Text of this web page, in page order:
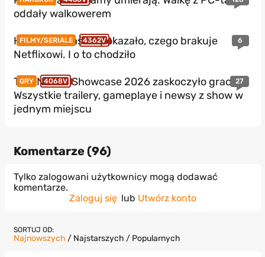
oddały walkowerem
FILMY/SERIALE 4362V 6
HBO Max właśnie pokazało, czego brakuje
Netflixowi. I o to chodziło
GRY 4068V 27
THQ Nordic Showcase 2026 zaskoczyło graczy?
Wszystkie trailery, gameplaye i newsy z show w
jednym miejscu
Komentarze (96)
Tylko zalogowani użytkownicy mogą dodawać
komentarze.
Zaloguj się lub Utwórz konto
SORTUJ OD:
Najnowszych / Najstarszych / Popularnych